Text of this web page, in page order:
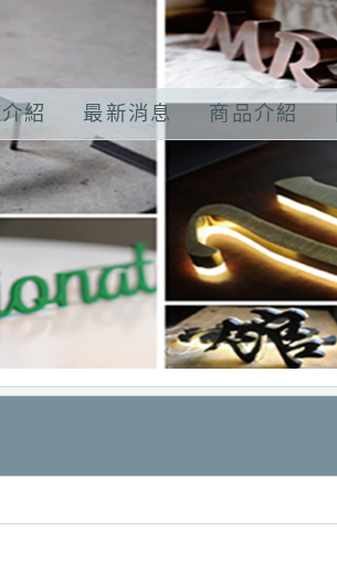
紹 最新消息 商品介紹